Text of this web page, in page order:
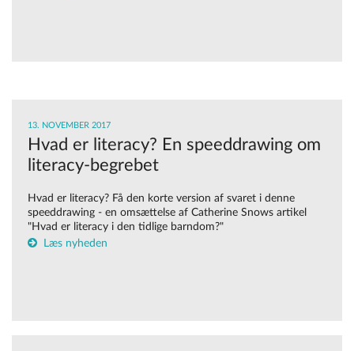
13. NOVEMBER 2017
Hvad er literacy? En speeddrawing om
literacy-begrebet
Hvad er literacy? Få den korte version af svaret i denne
speeddrawing - en omsættelse af Catherine Snows artikel
"Hvad er literacy i den tidlige barndom?"
Læs nyheden